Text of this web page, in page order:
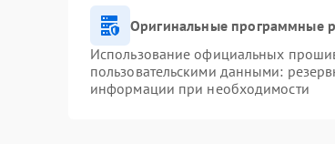
Оригинальные программные
Использование официальных
пользовательскими данными:
информации при необходимости